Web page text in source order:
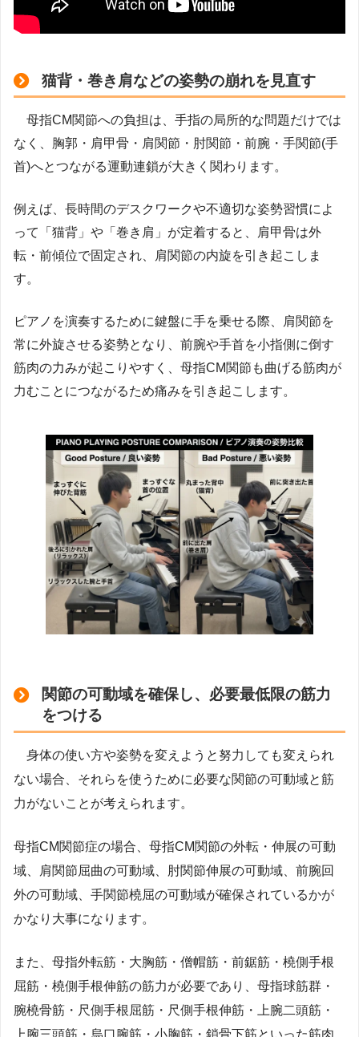
猫背・巻き肩などの姿勢の崩れを見直す
母指CM関節への負担は、手指の局所的な問題だけでは
なく、胸郭・肩甲骨・肩関節・肘関節・前腕・手関節(手
首)へとつながる運動連鎖が大きく関わります。
例えば、長時間のデスクワークや不適切な姿勢習慣によ
って「猫背」や「巻き肩」が定着すると、肩甲骨は外
転・前傾位で固定され、肩関節の内旋を引き起こしま
す。
ピアノを演奏するために鍵盤に手を乗せる際、肩関節を
常に外旋させる姿勢となり、前腕や手首を小指側に倒す
筋肉の力みが起こりやすく、母指CM関節も曲げる筋肉が
力むことにつながるため痛みを引き起こします。
関節の可動域を確保し、必要最低限の筋力
をつける
身体の使い方や姿勢を変えようと努力しても変えられ
ない場合、それらを使うために必要な関節の可動域と筋
力がないことが考えられます。
母指CM関節症の場合、母指CM関節の外転・伸展の可動
域、肩関節屈曲の可動域、肘関節伸展の可動域、前腕回
外の可動域、手関節橈屈の可動域が確保されているかが
かなり大事になります。
また、母指外転筋・大胸筋・僧帽筋・前鋸筋・橈側手根
屈筋・橈側手根伸筋の筋力が必要であり、母指球筋群・
腕橈骨筋・尺側手根屈筋・尺側手根伸筋・上腕二頭筋・
上腕三頭筋・烏口腕筋・小胸筋・鎖骨下筋といった筋肉